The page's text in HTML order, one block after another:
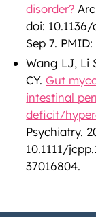
disorder?
doi:
Sep 7.
Wang LJ, Li
CY.Gut
intestinal
deficit/
Psychiatry.
10.1111/
37016804.